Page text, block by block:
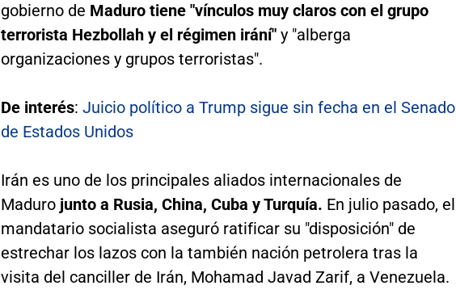
gobierno de Maduro tiene "vínculos muy claros con el grupo
terrorista Hezbollah y el régimen irání"y "alberga
organizaciones y grupos terroristas".
De interés: Juicio político a Trump sigue sin fecha en el Senado
de Estados Unidos
Irán es uno de los principales aliados internacionales de
Madurojunto a Rusia, China, Cuba y Turquía. En julio pasado, el
mandatario socialista aseguró ratificar su "disposición" de
estrechar los lazos con la también nación petrolera tras la
visita del canciller de Irán, Mohamad Javad Zarif, a Venezuela.